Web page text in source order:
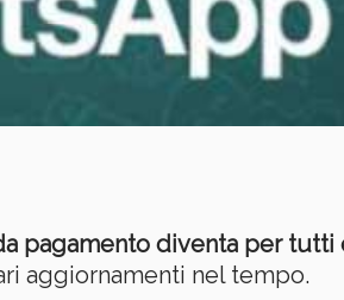
pagamento diventa per tutti
aggiornamenti nel tempo.